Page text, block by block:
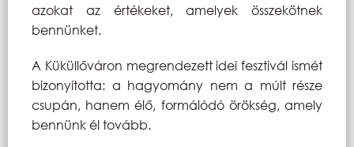
azokat az értékeket, amelyek összekötnek
bennünket.
A Küküllőváron megrendezett idei fesztivál ismét
bizonyította: a hagyomány nem a múlt része
csupán, hanem élő, formálódó örökség, amely
bennünk él tovább.